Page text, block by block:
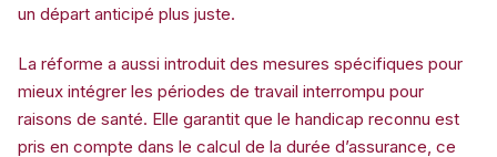
un départ anticipé plus juste.
La réforme a aussi introduit des mesures spécifiques pour
mieux intégrer les périodes de travail interrompu pour
raisons de santé. Elle garantit que le handicap reconnu est
pris en compte dans le calcul de la durée d’assurance, ce